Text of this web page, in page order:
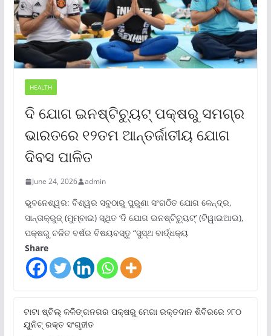
HEALTH
ଦି ଯୋଗ ଇନଷ୍ଟିଚ୍ୟୁଟ୍ ପକ୍ଷରୁ ସମଗ୍ର
ଭାରତରେ ୧୨ତମ ଆନ୍ତର୍ଜାତୀୟ ଯୋଗ
ଦିବସ ପାଳିତ
June 24, 2026 admin
ଭୁବନେଶ୍ୱର: ବିଶ୍ୱର ସବୁଠାରୁ ପୁରୁଣା ସଂଗଠିତ ଯୋଗ କେନ୍ଦ୍ର,
ସାନ୍ତାକ୍ରୁଜ୍ (ମୁମ୍ବାଇ) ସ୍ଥିତ ‘ଦି ଯୋଗ ଇନଷ୍ଟିଚ୍ୟୁଟ୍‌’ (ଟିୱାଇଆଇ),
ପକ୍ଷରୁ ଚଳିତ ବର୍ଷର ବିଷୟବସ୍ତୁ “ସୁସ୍ଥ ବାର୍ଦ୍ଧକ୍ୟ
Share
ଟାଟା ଷ୍ଟିଲ୍‌ କଳିଙ୍ଗନଗର ପକ୍ଷରୁ ମେଗା ରକ୍ତଦାନ ଶିବିରରେ ୨୮୦
ୟୁନିଟ୍‌ ରକ୍ତ ସଂଗୃହୀତ